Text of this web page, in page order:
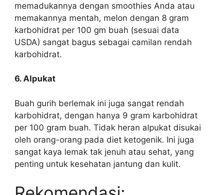
memadukannya dengan smoothies Anda atau
memakannya mentah, melon dengan 8 gram
karbohidrat per 100 gm buah (sesuai data
USDA) sangat bagus sebagai camilan rendah
karbohidrat.
6. Alpukat
Buah gurih berlemak ini juga sangat rendah
karbohidrat, dengan hanya 9 gram karbohidrat
per 100 gram buah. Tidak heran alpukat disukai
oleh orang-orang pada diet ketogenik. Ini juga
sangat kaya lemak tak jenuh atau sehat, yang
penting untuk kesehatan jantung dan kulit.